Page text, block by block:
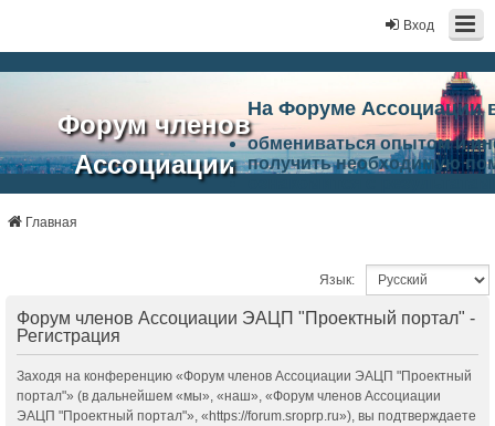
Вход
Форум членов
Ассоциации
На Форуме Ассоциации
обмениваться опытом и
получить необходимую
Список целей и
работа Форума
Ассоциации.
Главная
Язык:
Форум членов Ассоциации ЭАЦП "Проектный портал" -
Регистрация
Заходя на конференцию «Форум членов Ассоциации ЭАЦП "Проектный
портал"» (в дальнейшем «мы», «наш», «Форум членов Ассоциации
ЭАЦП "Проектный портал"», «https://forum.sroprp.ru»), вы подтверждаете